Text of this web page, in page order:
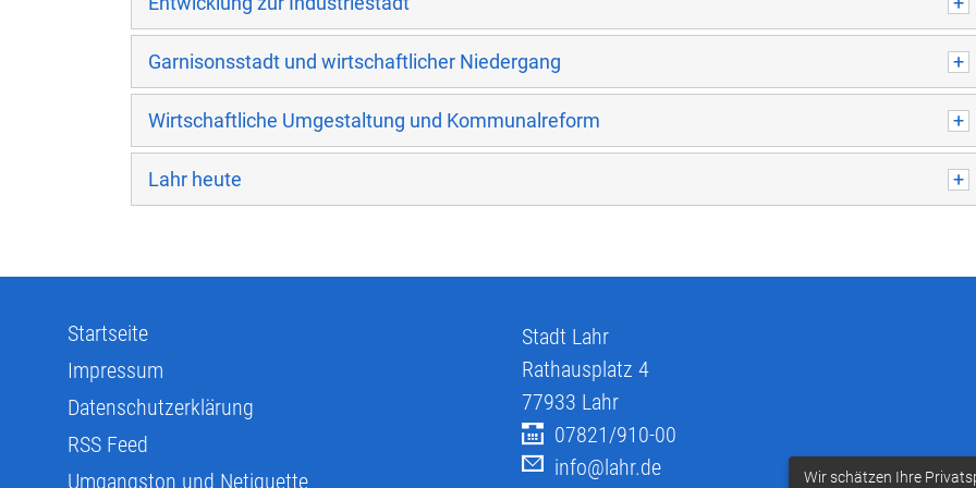
Garnisonsstadt und wirtschaftlicher Niedergang
Wirtschaftliche Umgestaltung und Kommunalreform
Lahr heute
Startseite
Impressum
Datenschutzerklärung
RSS Feed
Umgangston und Netiquette
Stadt Lahr
Rathausplatz 4
77933 Lahr
07821/910-00
info@lahr.de
Wir schätzen Ihre